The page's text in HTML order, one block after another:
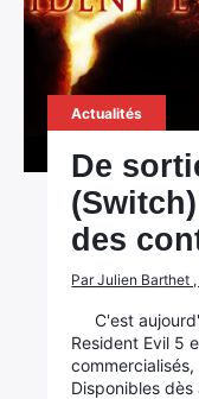
Actualités
De
des
Par Julien Barthet
C'est
Resident Evil 5
Disponibles